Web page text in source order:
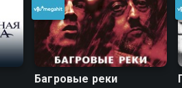
Багровые реки